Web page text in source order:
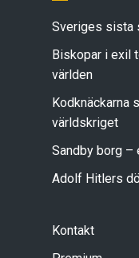
Sveriges sista
Biskopar i exil
världen
Kodknäckarna
världskriget
Sandby borg –
Adolf Hitlers
Kontakt